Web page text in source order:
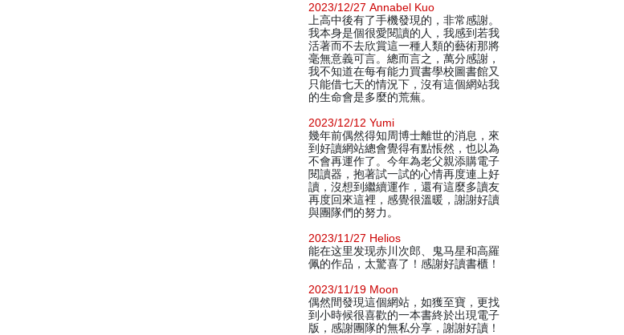
2023/12/27 Annabel Kuo
上高中後有了手機發現的，非常感謝。
我本身是個很愛閱讀的人，我感到若我
活著而不去欣賞這一種人類的藝術那將
毫無意義可言。總而言之，萬分感謝，
我不知道在每有能力買書學校圖書館又
只能借七天的情況下，沒有這個網站我
的生命會是多麼的荒蕪。
2023/12/12 Yumi
幾年前偶然得知周博士離世的消息，來
到好讀網站總會覺得有點悵然，也以為
不會再運作了。今年為老父親添購電子
閱讀器，抱著試一試的心情再度連上好
讀，沒想到繼續運作，還有這麼多讀友
再度回來這裡，感覺很溫暖，謝謝好讀
與團隊們的努力。
2023/11/27 Helios
能在这里发现赤川次郎、鬼马星和高羅
佩的作品，太驚喜了！感謝好讀書櫃！
2023/11/19 Moon
偶然間發現這個網站，如獲至寶，更找
到小時候很喜歡的一本書終於出現電子
版，感謝團隊的無私分享，謝謝好讀！